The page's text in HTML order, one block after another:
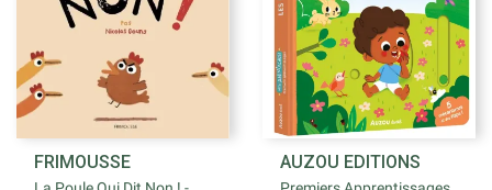
FRIMOUSSE AUZOU EDITIONS